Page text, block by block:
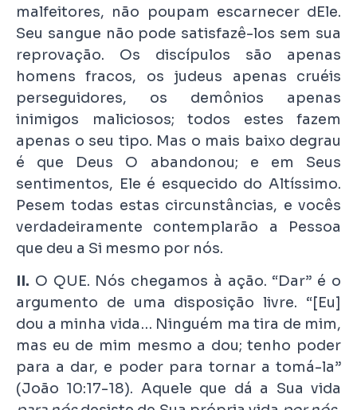
malfeitores, não poupam escarnecer dEle.
Seu sangue não pode satisfazê-los sem sua
reprovação. Os discípulos são apenas
homens fracos, os judeus apenas cruéis
perseguidores, os demônios apenas
inimigos maliciosos; todos estes fazem
apenas o seu tipo. Mas o mais baixo degrau
é que Deus O abandonou; e em Seus
sentimentos, Ele é esquecido do Altíssimo.
Pesem todas estas circunstâncias, e vocês
verdadeiramente contemplarão a Pessoa
que deu a Si mesmo por nós.
II. O QUE. Nós chegamos à ação. “Dar” é o
argumento de uma disposição livre. “[Eu]
dou a minha vida… Ninguém ma tira de mim,
mas eu de mim mesmo a dou; tenho poder
para a dar, e poder para tornar a tomá-la”
(João 10:17-18). Aquele que dá a Sua vida